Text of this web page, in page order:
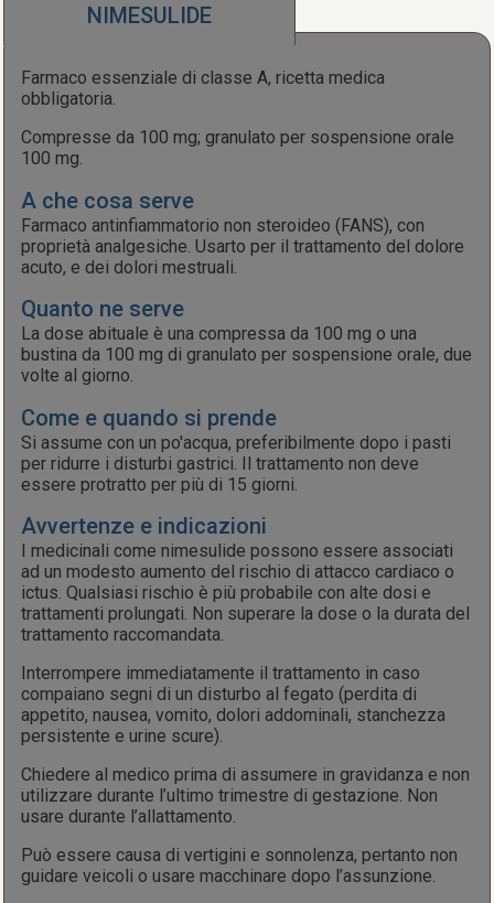
NIMESULIDE
Farmaco essenziale di classe A, ricetta medica
obbligatoria.
Compresse da 100 mg; granulato per sospensione orale
100 mg.
A che cosa serve
Farmaco antinfiammatorio non steroideo (FANS), con
proprietà analgesiche. Usarto per il trattamento del dolore
acuto, e dei dolori mestruali.
Quanto ne serve
La dose abituale è una compressa da 100 mg o una
bustina da 100 mg di granulato per sospensione orale, due
volte al giorno.
Come e quando si prende
Si assume con un po'acqua, preferibilmente dopo i pasti
per ridurre i disturbi gastrici. Il trattamento non deve
essere protratto per più di 15 giorni.
Avvertenze e indicazioni
I medicinali come nimesulide possono essere associati
ad un modesto aumento del rischio di attacco cardiaco o
ictus. Qualsiasi rischio è più probabile con alte dosi e
trattamenti prolungati. Non superare la dose o la durata del
trattamento raccomandata.
Interrompere immediatamente il trattamento in caso
compaiano segni di un disturbo al fegato (perdita di
appetito, nausea, vomito, dolori addominali, stanchezza
persistente e urine scure).
Chiedere al medico prima di assumere in gravidanza e non
utilizzare durante l’ultimo trimestre di gestazione. Non
usare durante l’allattamento.
Può essere causa di vertigini e sonnolenza, pertanto non
guidare veicoli o usare macchinare dopo l’assunzione.